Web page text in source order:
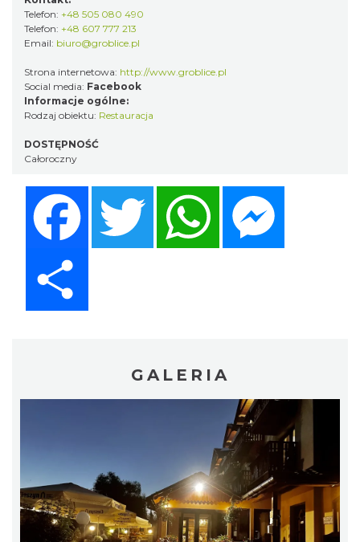
Telefon: +48 505 080 490
Telefon: +48 607 777 213
Email: biuro@groblice.pl
Strona internetowa: http://www.groblice.pl
Social media: Facebook
Informacje ogólne:
Rodzaj obiektu: Restauracja
DOSTĘPNOŚĆ
Całoroczny
Twitter
GALERIA